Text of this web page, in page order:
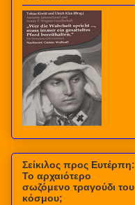
Σείκιλος προς Ευτέρπη:
Το αρχαιότερο
σωζόμενο τραγούδι του
κόσμου;